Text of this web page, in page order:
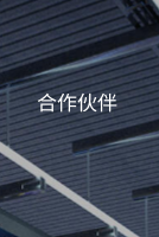
合作伙伴